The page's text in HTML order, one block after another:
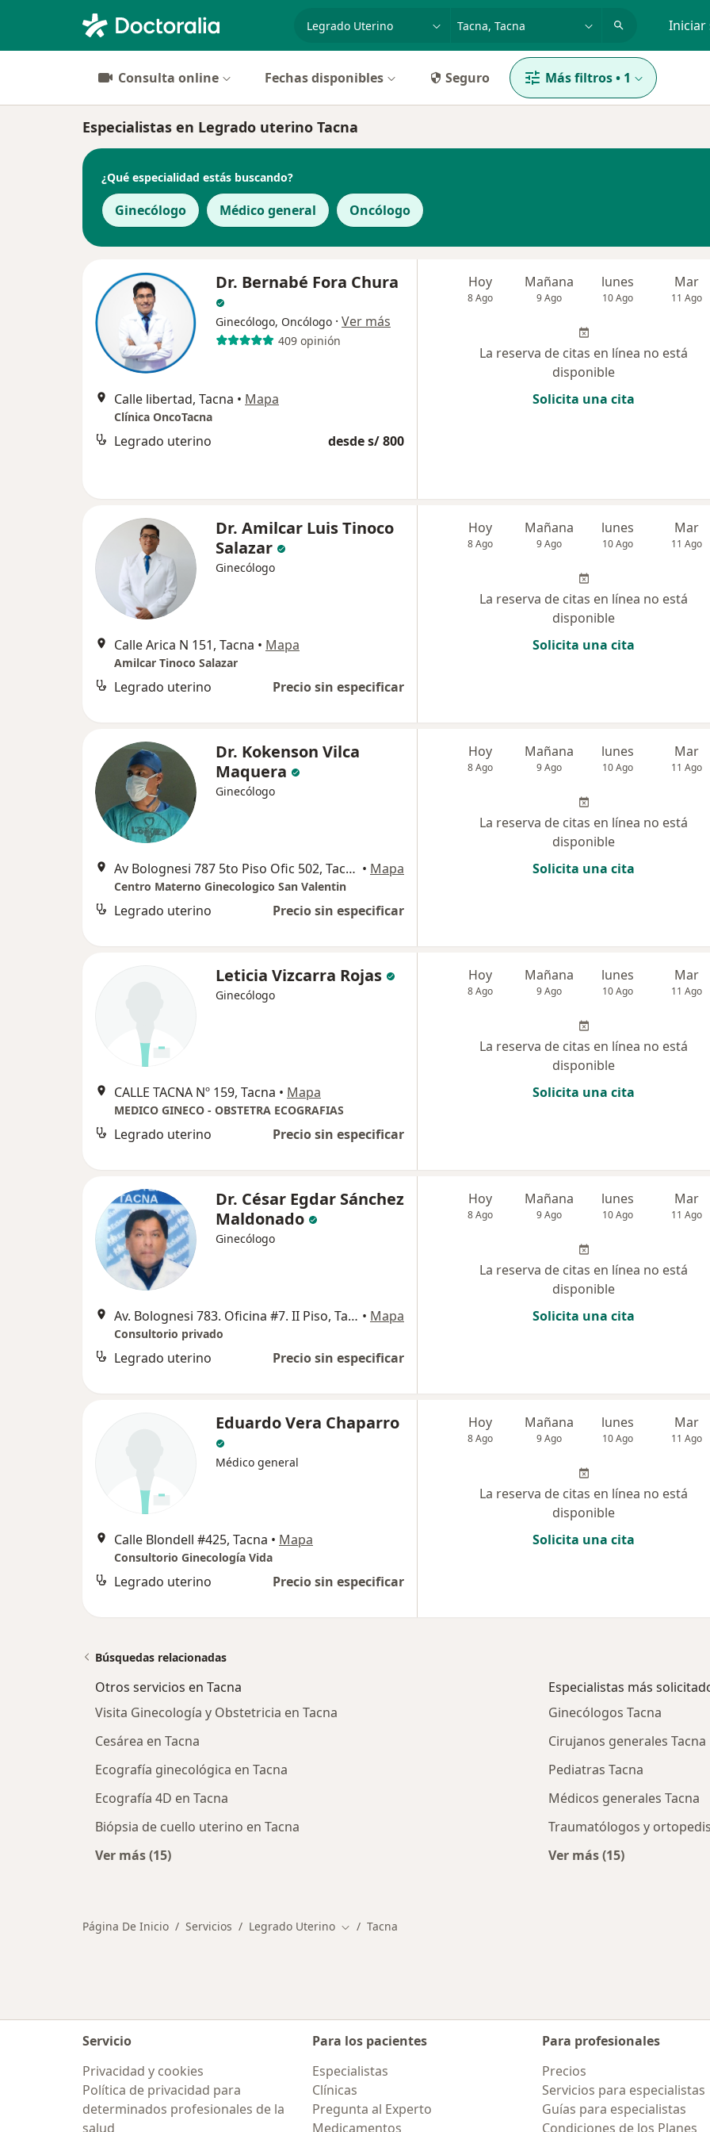
Iniciar
Consulta online Fechas disponibles Seguro Más filtros• 1
Especialistas en Legrado uterino Tacna
¿Qué especialidad estás buscando?
Ginecólogo Médico general Oncólogo
Dr. Bernabé Fora Chura
Ginecólogo, Oncólogo · Ver más
409 opinión
Calle libertad, Tacna • Mapa
Clínica OncoTacna
Legrado uterino desde s/ 800
Hoy
8 Ago
Mañana
9 Ago
lunes
10 Ago
Mar
11 Ago
La reserva de citas en línea no está
disponible
Solicita una cita
Dr. Amilcar Luis Tinoco
Salazar
Ginecólogo
Calle Arica N 151, Tacna • Mapa
Amilcar Tinoco Salazar
Legrado uterino Precio sin especificar
Hoy
8 Ago
Mañana
9 Ago
lunes
10 Ago
Mar
11 Ago
La reserva de citas en línea no está
disponible
Solicita una cita
Dr. Kokenson Vilca
Maquera
Ginecólogo
Av Bolognesi 787 5to Piso Ofic 502, Tacna • Mapa
Centro Materno Ginecologico San Valentin
Legrado uterino Precio sin especificar
Hoy
8 Ago
Mañana
9 Ago
lunes
10 Ago
Mar
11 Ago
La reserva de citas en línea no está
disponible
Solicita una cita
Leticia Vizcarra Rojas
Ginecólogo
CALLE TACNA Nº 159, Tacna • Mapa
MEDICO GINECO - OBSTETRA ECOGRAFIAS
Legrado uterino Precio sin especificar
Hoy
8 Ago
Mañana
9 Ago
lunes
10 Ago
Mar
11 Ago
La reserva de citas en línea no está
disponible
Solicita una cita
Dr. César Egdar Sánchez
Maldonado
Ginecólogo
Av. Bolognesi 783. Oficina #7. II Piso, Tacna • Mapa
Consultorio privado
Legrado uterino Precio sin especificar
Hoy
8 Ago
Mañana
9 Ago
lunes
10 Ago
Mar
11 Ago
La reserva de citas en línea no está
disponible
Solicita una cita
Eduardo Vera Chaparro
Médico general
Calle Blondell #425, Tacna • Mapa
Consultorio Ginecología Vida
Legrado uterino Precio sin especificar
Hoy
8 Ago
Mañana
9 Ago
lunes
10 Ago
Mar
11 Ago
La reserva de citas en línea no está
disponible
Solicita una cita
Búsquedas relacionadas
Otros servicios en Tacna
Visita Ginecología y Obstetricia en Tacna
Cesárea en Tacna
Ecografía ginecológica en Tacna
Ecografía 4D en Tacna
Biópsia de cuello uterino en Tacna
Ver más (15)
Especialistas más
Ginecólogos Tacna
Cirujanos generales Tacna
Pediatras Tacna
Médicos generales Tacna
Traumatólogos y
Ver más (15)
Página De Inicio Servicios Legrado Uterino Cambiar de ciudad
Tacna
Servicio
Privacidad y cookies
Política de privacidad para
determinados profesionales de la
salud
Para los pacientes
Especialistas
Clínicas
Pregunta al Experto
Medicamentos
Para profesionales
Precios
Servicios para especialistas
Guías para especialistas
Condiciones de los Planes